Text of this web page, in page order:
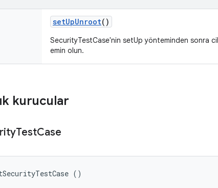
setUpUnroot()
SecurityTestCase'nin setUp yönteminden sonra
emin olun.
kurucular
TestCase
()